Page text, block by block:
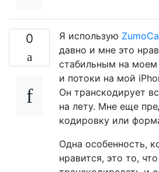
0 Я использую
давно и мне это
стабильным на моем
и потоки на мой
Он транскодирует
на лету. Мне еще
кодировку или
Одна особенность,
нравится, это то,